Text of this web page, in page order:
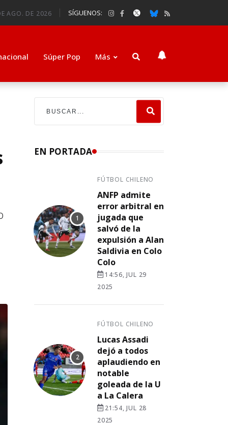
AGO. DE 2026 SÍGUENOS:
Súper Pop Más
EN PORTADA
FÚTBOL CHILENO
ANFP admite
error arbitral en
jugada que
salvó de la
expulsión a Alan
Saldivia en Colo
Colo
14:56, JUL 29
2025
FÚTBOL CHILENO
Lucas Assadi
dejó a todos
aplaudiendo en
notable
goleada de la U
a La Calera
21:54, JUL 28
2025